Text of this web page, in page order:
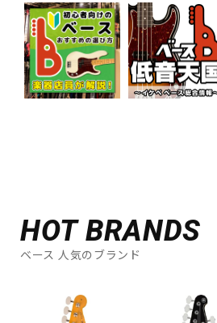
HOT BRANDS
ベース 人気のブランド